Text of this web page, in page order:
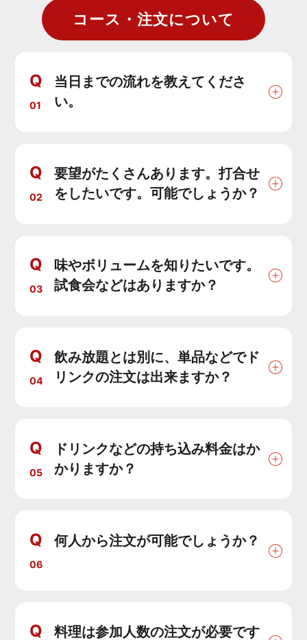
コース・注文について
Q
01
当日までの流れを教えてくださ
い。
Q
02
要望がたくさんあります。打合せ
をしたいです。可能でしょうか？
Q
03
味やボリュームを知りたいです。
試食会などはありますか？
Q
04
飲み放題とは別に、単品などでド
リンクの注文は出来ますか？
Q
05
ドリンクなどの持ち込み料金はか
かりますか？
Q
06
何人から注文が可能でしょうか？
Q
料理は参加人数の注文が必要です